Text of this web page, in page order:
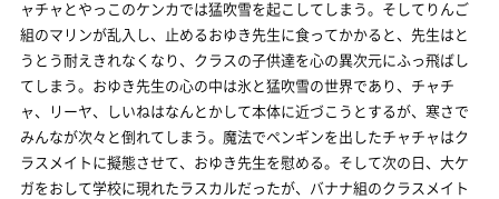
ャチャとやっこのケンカでは猛吹雪を起こしてしまう。そしてりんご
組のマリンが乱入し、止めるおゆき先生に食ってかかると、先生はと
うとう耐えきれなくなり、クラスの子供達を心の異次元にふっ飛ばし
てしまう。おゆき先生の心の中は氷と猛吹雪の世界であり、チャチ
ャ、リーヤ、しいねはなんとかして本体に近づこうとするが、寒さで
みんなが次々と倒れてしまう。魔法でペンギンを出したチャチャはク
ラスメイトに擬態させて、おゆき先生を慰める。そして次の日、大ケ
ガをおして学校に現れたラスカルだったが、バナナ組のクラスメイト